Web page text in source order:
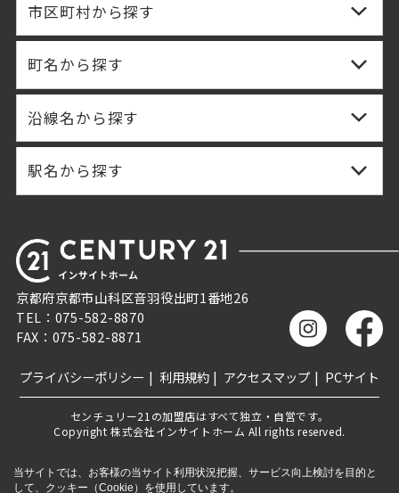
市区町村から探す
町名から探す
沿線名から探す
駅名から探す
京都府京都市山科区音羽役出町1番地26
TEL：075-582-8870
FAX：075-582-8871
プライバシーポリシー 利用規約 アクセスマップ PCサイト
センチュリー21の加盟店はすべて独立・自営です。
Copyright 株式会社インサイトホーム All rights reserved.
当サイトでは、お客様の当サイト利用状況把握、サービス向上検討を目的と
して、クッキー（Cookie）を使用しています。